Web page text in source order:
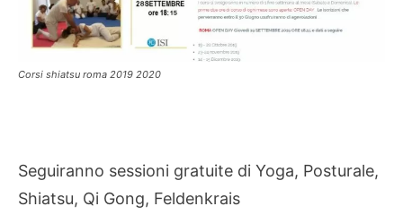
Corsi shiatsu roma 2019 2020
Seguiranno sessioni gratuite di Yoga, Posturale,
Shiatsu, Qi Gong, Feldenkrais